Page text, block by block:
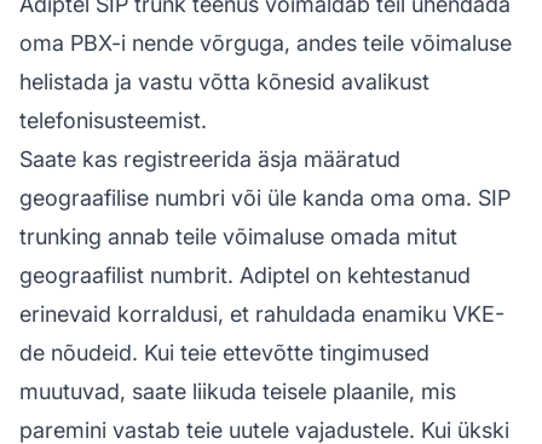
oma PBX-i nende võrguga, andes teile võimaluse
helistada ja vastu võtta kõnesid avalikust
telefonisusteemist.
Saate kas registreerida äsja määratud
geograafilise numbri või üle kanda oma oma. SIP
trunking annab teile võimaluse omada mitut
geograafilist numbrit. Adiptel on kehtestanud
erinevaid korraldusi, et rahuldada enamiku VKE-
de nõudeid. Kui teie ettevõtte tingimused
muutuvad, saate liikuda teisele plaanile, mis
paremini vastab teie uutele vajadustele. Kui ükski